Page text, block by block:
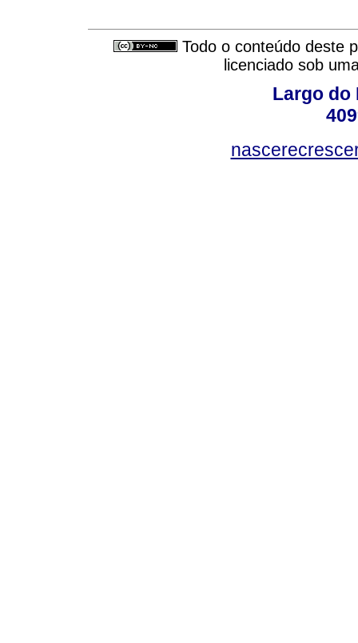
Todo o conteúdo deste
licenciado sob
Largo do